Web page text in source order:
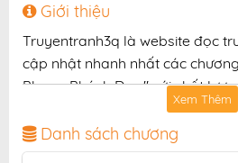
Giới thiệu
Truyentranh3q là website đọc
cập nhật nhanh nhất các
Phong Phách Đạo" với chất
bản dịch chuẩn và giao diện
nghiệm đọc truyện hấp dẫn, tiện
phí cho độc giả yêu thích truyện
Xem Thêm
Danh sách chương